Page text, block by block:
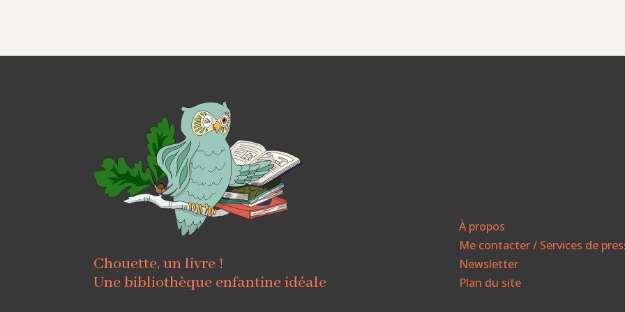
Chouette, un livre !
Une bibliothèque enfantine idéale
À propos
Me contacter / Services de
Newsletter
Plan du site